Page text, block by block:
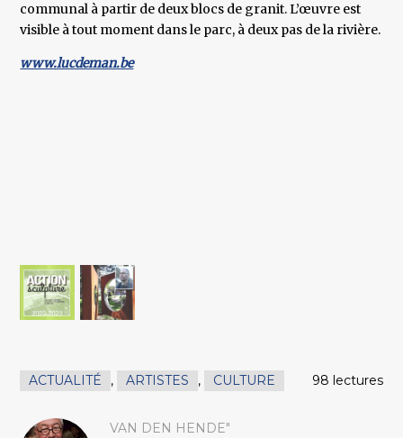
communal à partir de deux blocs de granit. L’œuvre est
visible à tout moment dans le parc, à deux pas de la rivière.
www.lucdeman.be
ACTUALITÉ , ARTISTES , CULTURE 98 lectures
VAN DEN HENDE"